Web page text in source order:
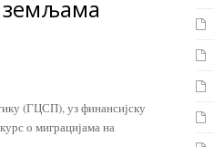
земљама
(ГЦСП), уз финансијску
о миграцијама на